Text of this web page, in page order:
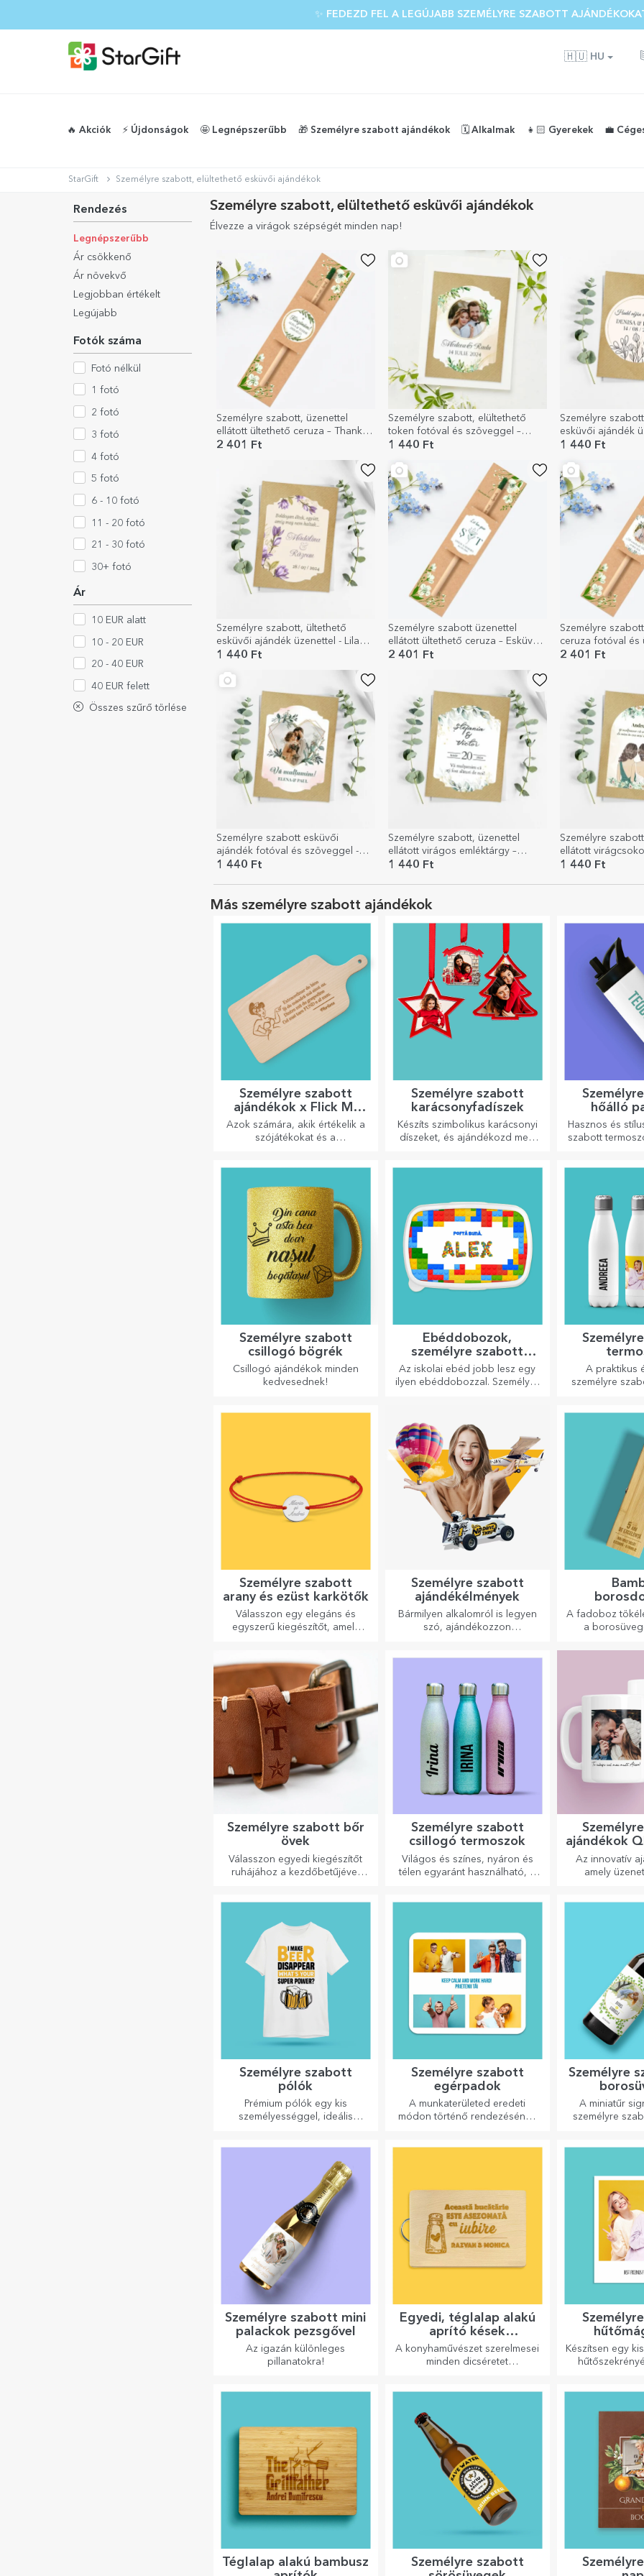
✨ FEDEZD FEL A LEGÚJABB SZEMÉLYRE SZABOTT
🇭🇺 HU
🔥 Akciók ⚡️ Újdonságok 🤩 Legnépszerűbb 🎁 Személyre szabott ajándékok 🗓️ Alkalmak 👧🏻 Gyerekek 💼
StarGift Személyre szabott, elültethető esküvői ajándékok
Rendezés
Legnépszerűbb
Ár csökkenő
Ár növekvő
Legjobban értékelt
Legújabb
Fotók száma
Fotó nélkül
1 fotó
2 fotó
3 fotó
4 fotó
5 fotó
6 - 10 fotó
11 - 20 fotó
21 - 30 fotó
30+ fotó
Ár
10 EUR alatt
10 - 20 EUR
20 - 40 EUR
40 EUR felett
Összes szűrő törlése
Személyre szabott, elültethető esküvői ajándékok
Élvezze a virágok szépségét minden nap!
Személyre szabott, üzenettel
ellátott ültethető ceruza – Thank
you
2 401 Ft
Személyre szabott, elültethető
token fotóval és szöveggel –
Köszönöm!
1 440 Ft
Személyre
esküvői ajándék
növekedjen a
1 440 Ft
Személyre szabott, ültethető
esküvői ajándék üzenettel - Lila
virágok
1 440 Ft
Személyre szabott üzenettel
ellátott ültethető ceruza – Esküvői
ajándék
2 401 Ft
Személyre
ceruza fotóval és
Esküvői ajándék
2 401 Ft
Személyre szabott esküvői
ajándék fotóval és szöveggel -
Szív
1 440 Ft
Személyre szabott, üzenettel
ellátott virágos emléktárgy –
Esküvő
1 440 Ft
Személyre
ellátott
koszorúslányoknak
1 440 Ft
Más személyre szabott ajándékok
Személyre szabott
ajándékok x Flick Mr
Rima
Azok számára, akik értékelik a
szójátékokat és a
Személyre szabott
karácsonyfadíszek
Készíts szimbolikus karácsonyi
díszeket, és ajándékozd meg
hőálló
Hasznos és
szabott
Személyre szabott
csillogó bögrék
Csillogó ajándékok minden
kedvesednek!
Ebéddobozok,
személyre szabott
casserole-ok
Az iskolai ebéd jobb lesz egy
ilyen ebéddobozzal. Személyre
A praktikus
személyre
Személyre szabott
arany és ezüst karkötők
Válasszon egy elegáns és
egyszerű kiegészítőt, amely
személyiségét, aki viselni fogja.
Személyre szabott
ajándékélmények
Bármilyen alkalomról is legyen
szó, ajándékozzon
A fadoboz
a
Személyre szabott bőr
övek
Válasszon egyedi kiegészítőt
ruhájához a kezdőbetűjével
Személyre szabott
csillogó termoszok
Világos és színes, nyáron és
télen egyaránt használható, a
ajándékok
Az innovatív
amely
legegyedibb
Személyre szabott
pólók
Prémium pólók egy kis
személyességgel, ideális
Személyre szabott
egérpadok
A munkaterületed eredeti
módon történő rendezésének
Személyre
A miniatűr
személyre
Személyre szabott mini
palackok pezsgővel
Az igazán különleges
pillanatokra!
Egyedi, téglalap alakú
aprító kések
fogantyúval
A konyhaművészet szerelmesei
minden dicséretet
Készítsen egy
Téglalap alakú bambusz
Személyre szabott